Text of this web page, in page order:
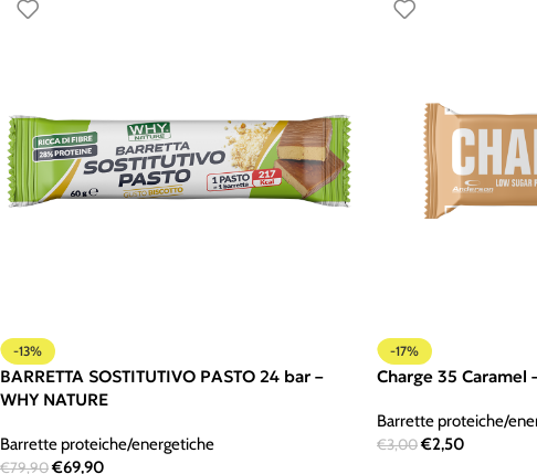
-13%
BARRETTA SOSTITUTIVO PASTO 24 bar –
WHY NATURE
Barrette proteiche/energetiche
€79,90€69,90
-17%
Charge 35 Caramel
Barrette proteiche/
€3,00€2,50